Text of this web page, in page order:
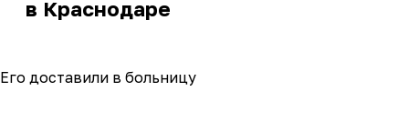
в Краснодаре
Его доставили в больницу